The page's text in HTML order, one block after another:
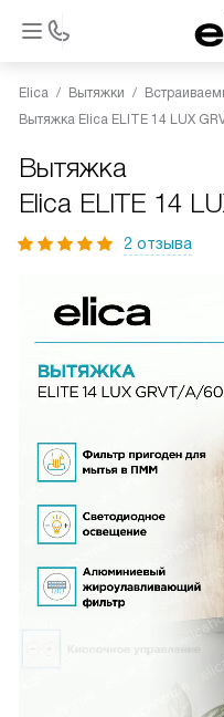
Elica Вытяжки
Вытяжка Elica ELITE 14 LUX
Вытяжка
Elica ELITE 14
2 отзыва